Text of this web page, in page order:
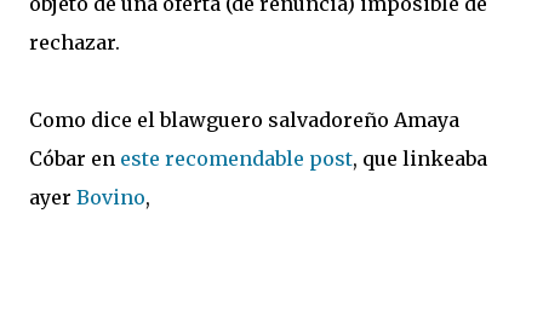
rechazar.
Como dice el blawguero salvadoreño Amaya
Cóbar en este recomendable post, que linkeaba
ayer Bovino,